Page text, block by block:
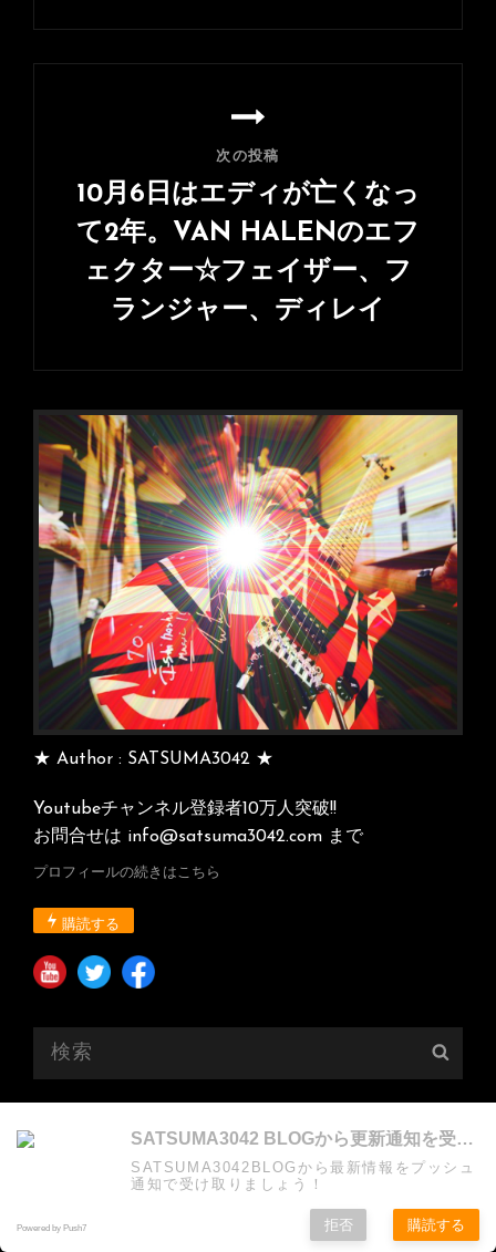
の
次の投稿
10月6日はエディが亡くなっ
て2年。VAN HALENのエフ
ェクター☆フェイザー、フ
ランジャー、ディレイ
の
稿
★ Author : SATSUMA3042 ★
Youtubeチャンネル登録者10万人突破!!
お問合せは info@satsuma3042.com まで
プロフィールの続きはこちら
購読する
いよいよ一週間後は！そしてKORGさんから還
暦祝いに♪
SATSUMA3042 BLOGから更新通知を受け取る
SATSUMA3042BLOGから最新情報をプッシュ
通知で受け取りましょう！
Powered by Push7 拒否 購読する